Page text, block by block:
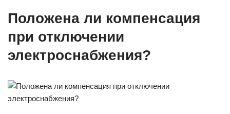
Положена ли компенсация
при отключении
электроснабжения?